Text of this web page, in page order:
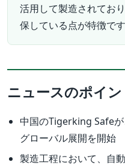
活用して製造されてお
保している点が特徴です
ニュースのポイン
中国のTigerking Safe
グローバル展開を開始
製造工程において、自